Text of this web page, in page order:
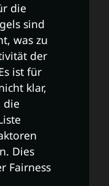
die
sind
was zu
der
ist für
klar,
die
Dies
Fairness